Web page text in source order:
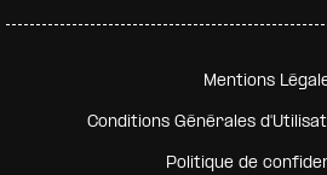
Pied de page Mentions
Conditions Générales
Politique de